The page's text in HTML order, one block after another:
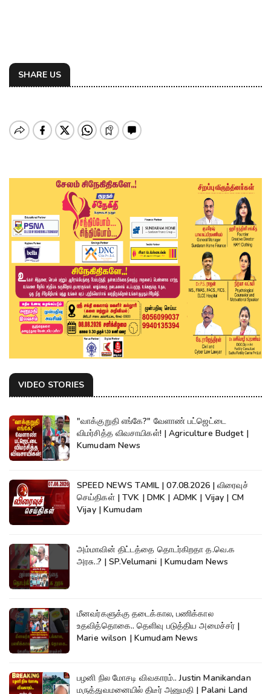
SHARE US
VIDEO STORIES
"வாக்குறுதி எங்கே?" வேளாண் பட்ஜெட்டை
விமர்சித்த விவசாயிகள்! | Agriculture Budget |
Kumudam News
SPEED NEWS TAMIL | 07.08.2026 | விரைவுச்
செய்திகள் | TVK | DMK | ADMK | Vijay | CM
Vijay | Kumudam
அம்மாவின் திட்டத்தை தொடர்கிறதா த.வெ.க
அரசு..? | SP.Velumani | Kumudam News
மீனவர்களுக்கு தடைக்கால, பணிக்கால
உதவித்தொகை.. தெளிவு படுத்திய அமைச்சர் |
Marie wilson | Kumudam News
பழனி நில மோசடி விவகாரம்.. Justin Manikandan
மருத்துவமனையில் திடீர் அனுமதி | Palani Land